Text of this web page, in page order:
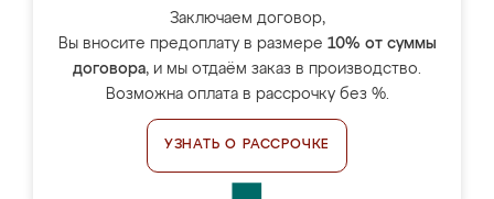
Заключаем договор,
Вы вносите предоплату в размере 10% от суммы
договора, и мы отдаём заказ в производство.
Возможна оплата в рассрочку без %.
УЗНАТЬ О РАССРОЧКЕ